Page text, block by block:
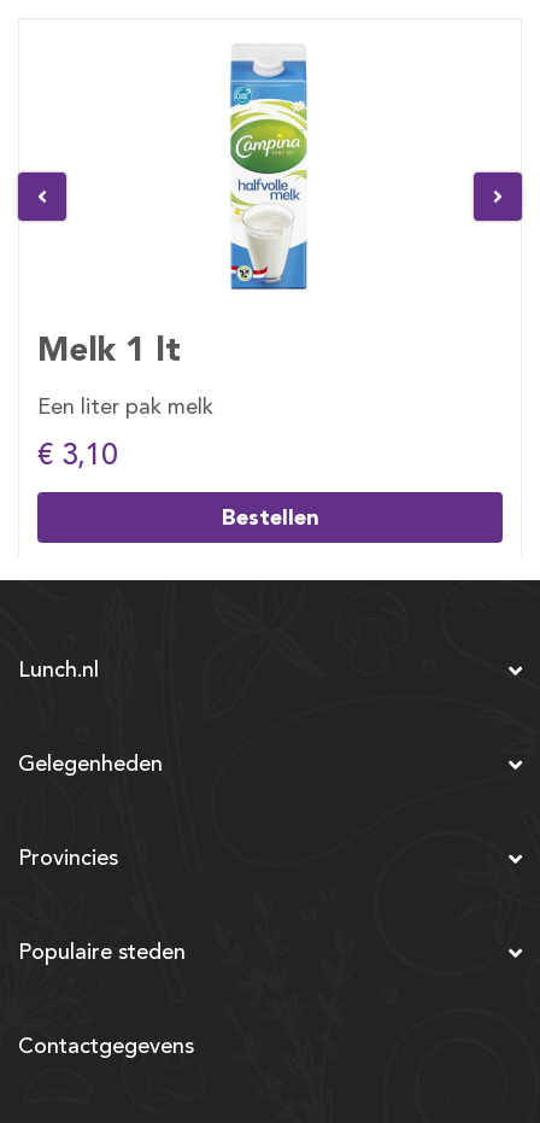
Melk 1 lt
Een liter pak melk
€ 3,10
Bestellen
Lunch.nl
Gelegenheden
Provincies
Populaire steden
Contactgegevens